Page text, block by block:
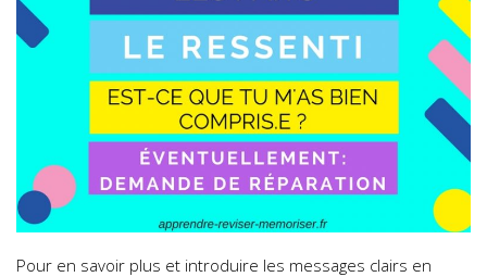
Pour en savoir plus et introduire les messages clairs en